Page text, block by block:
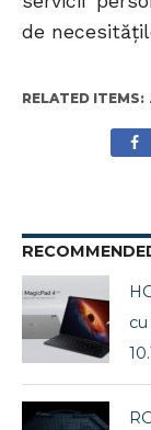
de
RELATED ITEMS: